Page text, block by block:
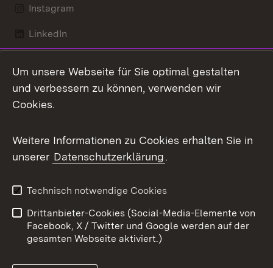
Instagram
LinkedIn
X / Twitter
Youtube
Kontakt
Datenschutz
Barrierefreiheit
Impressum
Cookies
Um unsere Webseite für Sie optimal gestalten
und verbessern zu können, verwenden wir
Cookies.
Weitere Informationen zu Cookies erhalten Sie in
unserer Datenschutzerklärung.
Technisch notwendige Cookies
Drittanbieter-Cookies (Social-Media-Elemente von
Facebook, X / Twitter und Google werden auf der
gesamten Webseite aktiviert.)